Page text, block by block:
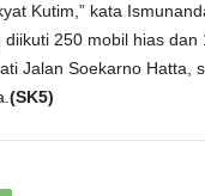
Kutim,” kata
250 mobil hias
Jalan Soekarno Hatta,
(SK5)